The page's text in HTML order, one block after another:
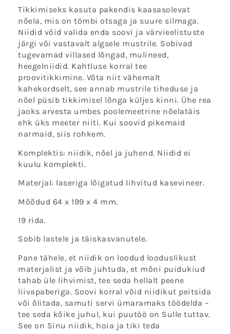
Tikkimiseks kasuta pakendis kaasasolevat
nõela, mis on tömbi otsaga ja suure silmaga.
Niidid võid valida enda soovi ja värvieelistuste
järgi või vastavalt algsele mustrile. Sobivad
tugevamad villased lõngad, mulineed,
heegelniidid. Kahtluse korral tee
proovitikkimine. Võta niit vähemalt
kahekordselt, see annab mustrile tiheduse ja
nõel püsib tikkimisel lõnga küljes kinni. Ühe rea
jaoks arvesta umbes poolemeetrine nõelatäis
ehk üks meeter niiti. Kui soovid pikemaid
narmaid, siis rohkem.
Komplektis: niidik, nõel ja juhend. Niidid ei
kuulu komplekti.
Materjal: laseriga lõigatud lihvitud kasevineer.
Mõõdud 64 x 199 x 4 mm.
19 rida.
Sobib lastele ja täiskasvanutele.
Pane tähele, et niidik on loodud looduslikust
materjalist ja võib juhtuda, et mõni puidukiud
tahab üle lihvimist, tee seda hellalt peene
liivapaberiga. Soovi korral võid niidikut peitsida
või õlitada, samuti servi ümaramaks töödelda –
tee seda kõike juhul, kui puutöö on Sulle tuttav.
See on Sinu niidik, hoia ja tiki teda